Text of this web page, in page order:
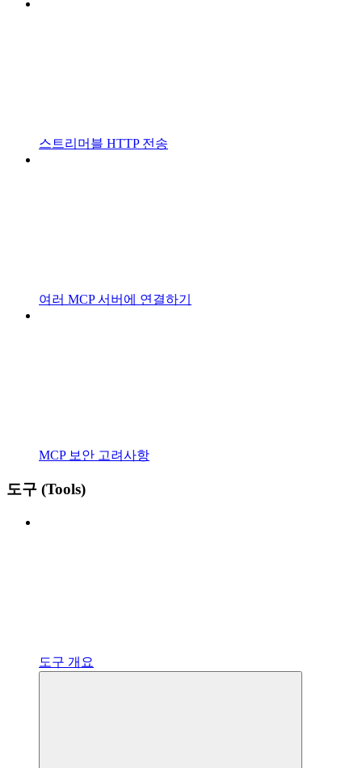
스트리머블 HTTP 전송
여러 MCP 서버에 연결하기
MCP 보안 고려사항
도구 (Tools)
도구 개요